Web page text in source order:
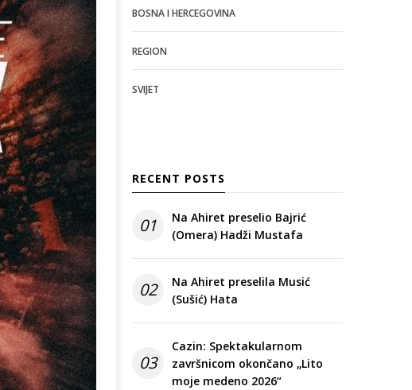
BOSNA I HERCEGOVINA
REGION
SVIJET
RECENT POSTS
01
Na Ahiret preselio Bajrić
(Omera) Hadži Mustafa
02
Na Ahiret preselila Musić
(Sušić) Hata
03
Cazin: Spektakularnom
završnicom okončano „Lito
moje medeno 2026“